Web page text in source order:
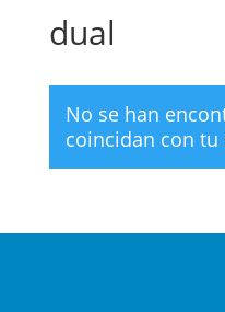
dual
No se han
coincidan con tu